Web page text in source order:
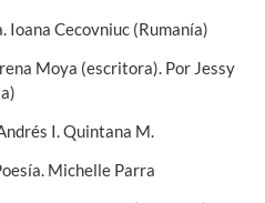
Ioana Cecovniuc (Rumanía)
Moya (escritora). Por Jessy
I. Quintana M.
Michelle Parra